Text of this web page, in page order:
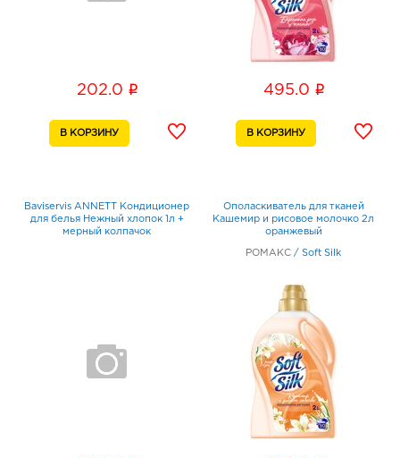
202.0 i 495.0 i
Baviservis ANNETT Кондиционер
для белья Нежный хлопок 1л +
мерный колпачок
Ополаскиватель для тканей
Кашемир и рисовое молочко 2л
оранжевый
РОМАКС / Soft Silk